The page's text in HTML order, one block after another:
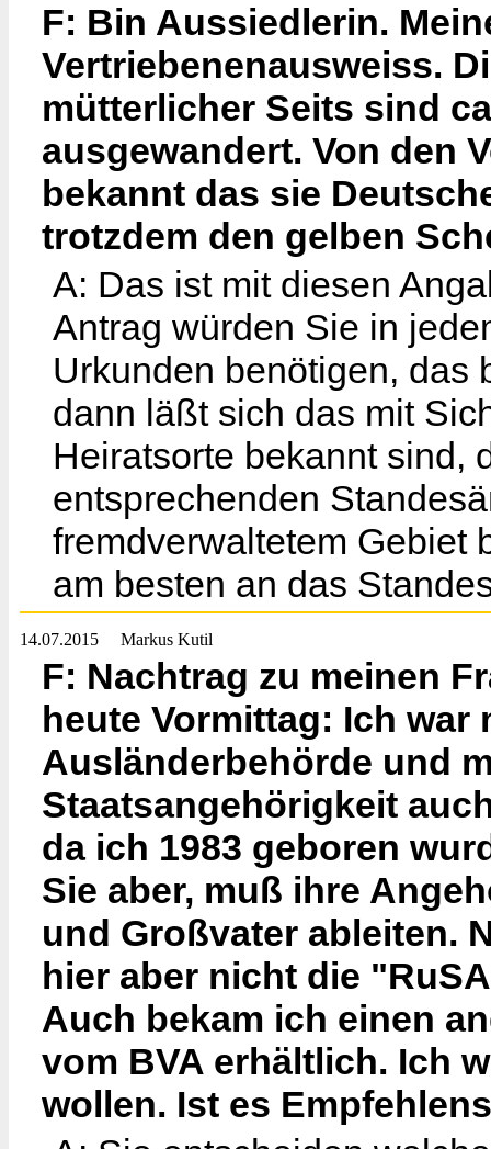
F: Bin Aussiedlerin.
Vertriebenenausweiss.
mütterlicher Seits sind
ausgewandert. Von den
bekannt das sie
trotzdem den gelben
A: Das ist mit diesen
Antrag würden Sie in
Urkunden benötigen, das
dann läßt sich das mit
Heiratsorte bekannt sind,
entsprechenden
fremdverwaltetem Gebiet
am besten an das
14.07.2015 Markus Kutil
F: Nachtrag zu meinen
heute Vormittag: Ich
Ausländerbehörde und
Staatsangehörigkeit
da ich 1983 geboren
Sie aber, muß ihre
und Großvater ableiten.
hier aber nicht die
Auch bekam ich einen
vom BVA erhältlich. Ich
wollen. Ist es